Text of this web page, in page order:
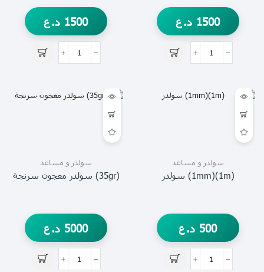
1500 د.ع 1500 د.ع
سولدر و مساعد
(1m)(1mm) سولدر
500 د.ع
سولدر و مساعد
(35gr) سولدر معجون سرنجة
5000 د.ع